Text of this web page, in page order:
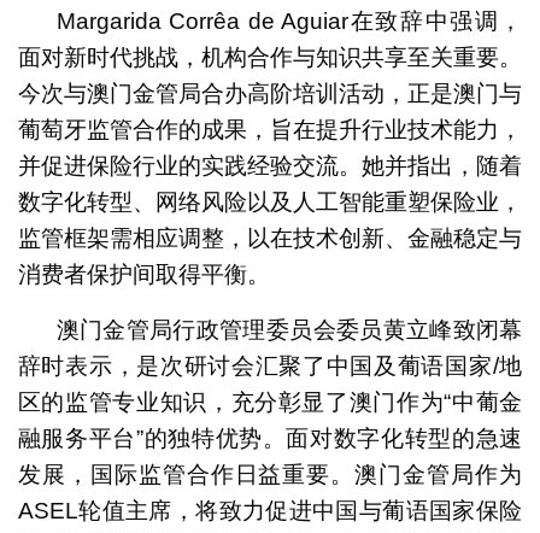
Margarida Corrêa de Aguiar在致辞中强调，
面对新时代挑战，机构合作与知识共享至关重要。
今次与澳门金管局合办高阶培训活动，正是澳门与
葡萄牙监管合作的成果，旨在提升行业技术能力，
并促进保险行业的实践经验交流。她并指出，随着
数字化转型、网络风险以及人工智能重塑保险业，
监管框架需相应调整，以在技术创新、金融稳定与
消费者保护间取得平衡。
澳门金管局行政管理委员会委员黄立峰致闭幕
辞时表示，是次研讨会汇聚了中国及葡语国家/地
区的监管专业知识，充分彰显了澳门作为“中葡金
融服务平台”的独特优势。面对数字化转型的急速
发展，国际监管合作日益重要。澳门金管局作为
ASEL轮值主席，将致力促进中国与葡语国家保险